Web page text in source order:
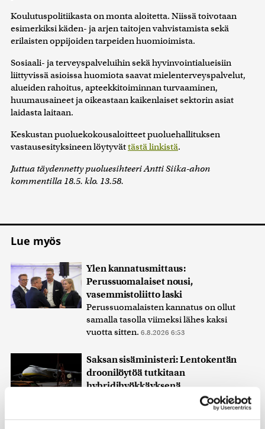
Koulutuspolitiikasta on monta aloitetta. Niissä toivotaan
esimerkiksi käden- ja arjen taitojen vahvistamista sekä
erilaisten oppijoiden tarpeiden huomioimista.
Sosiaali- ja terveyspalveluihin sekä hyvinvointialueisiin
liittyvissä asioissa huomiota saavat mielenterveyspalvelut,
alueiden rahoitus, apteekkitoiminnan turvaaminen,
huumausaineet ja oikeastaan kaikenlaiset sektorin asiat
laidasta laitaan.
Keskustan puoluekokousaloitteet puoluehallituksen
vastausesityksineen löytyvättästä linkistä.
Juttua täydennetty puoluesihteeri Antti Siika-ahon
kommentilla 18.5. klo. 13.58.
Lue myös
Ylen kannatusmittaus:
Perussuomalaiset nousi,
vasemmistoliitto laski
Perussuomalaisten kannatus on ollut
samalla tasolla viimeksi lähes kaksi
vuotta sitten. 6.8.2026 6:53
Saksan sisäministeri: Lentokentän
droonilöytöä tutkitaan
hybridihyökkäyksenä
Leipzig-Hallen lentoasema suljettiin
keskiviikon vastaisena yönä muutamaksi
tunniksi, kun kentältä löytyi räjähteillä